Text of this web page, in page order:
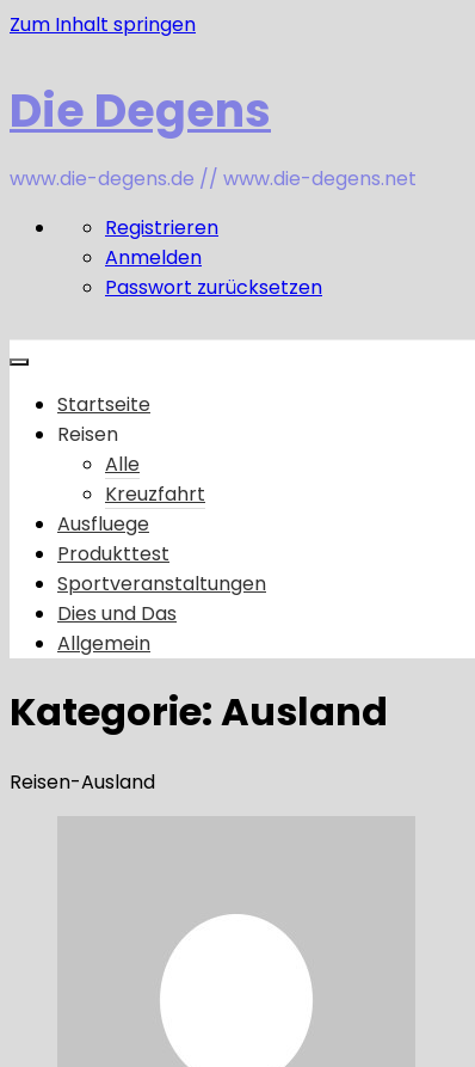
Zum Inhalt springen
Die Degens
www.die-degens.de // www.die-degens.net
Registrieren
Anmelden
Passwort zurücksetzen
Startseite
Reisen
Alle
Kreuzfahrt
Ausfluege
Produkttest
Sportveranstaltungen
Dies und Das
Allgemein
Kategorie:Ausland
Reisen-Ausland